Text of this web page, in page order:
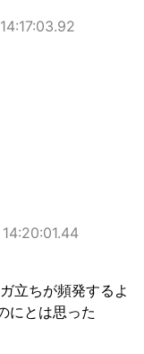
立ちが頻発するよ
にとは思った